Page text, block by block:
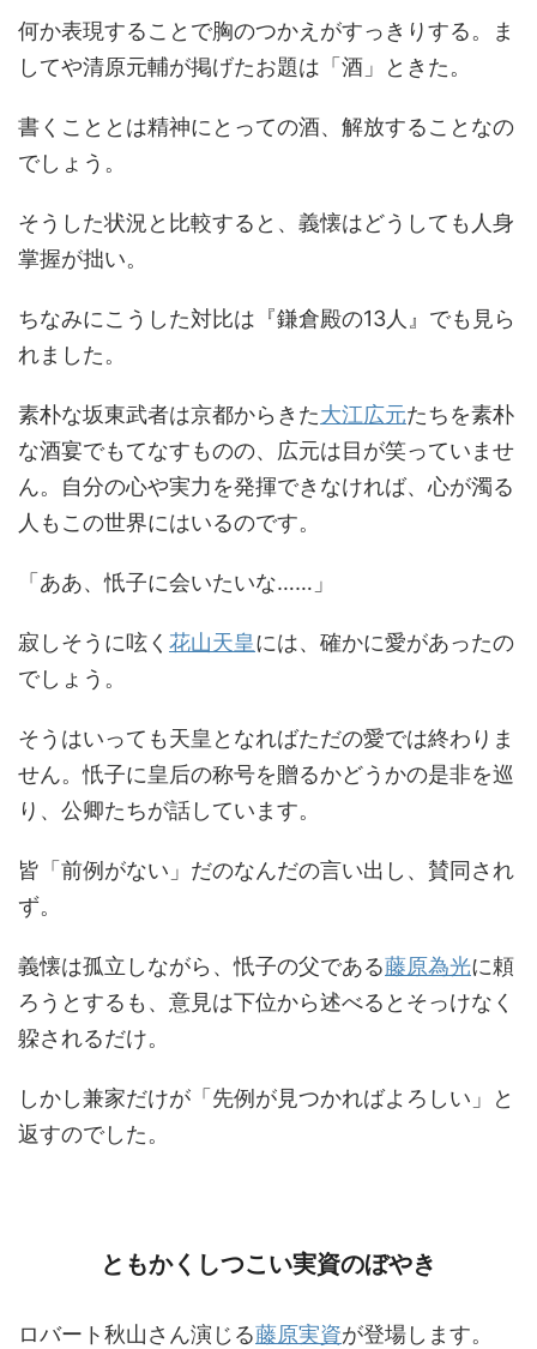
何か表現することで胸のつかえがすっきりする。ま
してや清原元輔が掲げたお題は「酒」ときた。
書くこととは精神にとっての酒、解放することなの
でしょう。
そうした状況と比較すると、義懐はどうしても人身
掌握が拙い。
ちなみにこうした対比は『鎌倉殿の13人』でも見ら
れました。
素朴な坂東武者は京都からきた大江広元たちを素朴
な酒宴でもてなすものの、広元は目が笑っていませ
ん。自分の心や実力を発揮できなければ、心が濁る
人もこの世界にはいるのです。
「ああ、忯子に会いたいな……」
寂しそうに呟く 花山天皇には、確かに愛があったの
でしょう。
そうはいっても天皇となればただの愛では終わりま
せん。忯子に皇后の称号を贈るかどうかの是非を巡
り、公卿たちが話しています。
皆「前例がない」だのなんだの言い出し、賛同され
ず。
義懐は孤立しながら、忯子の父である藤原為光に頼
ろうとするも、意見は下位から述べるとそっけなく
躱されるだけ。
しかし兼家だけが「先例が見つかればよろしい」と
返すのでした。
ともかくしつこい実資のぼやき
ロバート秋山さん演じる藤原実資が登場します。